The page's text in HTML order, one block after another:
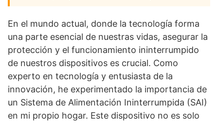
En el mundo actual, donde la tecnología forma
una parte esencial de nuestras vidas, asegurar la
protección y el funcionamiento ininterrumpido
de nuestros dispositivos es crucial. Como
experto en tecnología y entusiasta de la
innovación, he experimentado la importancia de
un Sistema de Alimentación Ininterrumpida (SAI)
en mi propio hogar. Este dispositivo no es solo